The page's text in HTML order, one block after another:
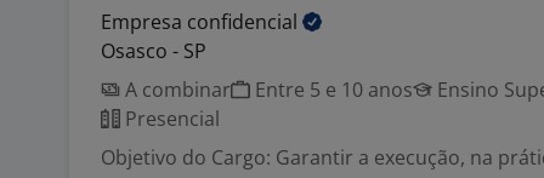
Empresa confidencial
Osasco - SP
A combinar
Entre 5 e 10 anos
Ensino
Presencial
Objetivo do Cargo: Garantir a execução, na